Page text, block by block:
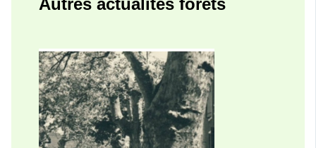
Autres actualités forêts